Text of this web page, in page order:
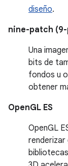
diseño.
nine-patch
Una
bits de
fondos u
obtener
OpenGL ES
OpenGL
renderizar